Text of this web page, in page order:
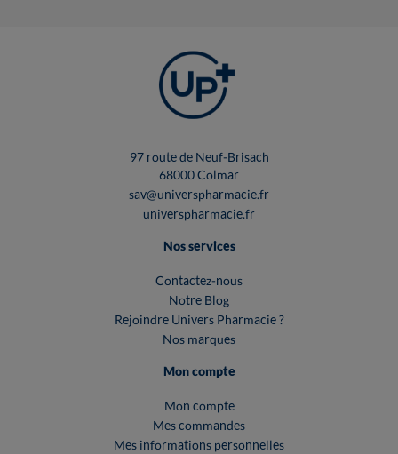
97 route de Neuf-Brisach
68000 Colmar
sav@universpharmacie.fr
universpharmacie.fr
Nos services
Contactez-nous
Notre Blog
Rejoindre Univers Pharmacie ?
Nos marques
Mon compte
Mon compte
Mes commandes
Mes informations personnelles